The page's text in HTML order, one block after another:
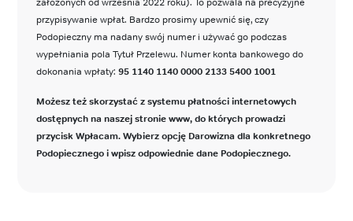
przypisywanie wpłat. Bardzo prosimy upewnić się, czy
Podopieczny ma nadany swój numer i używać go podczas
wypełniania pola Tytuł Przelewu. Numer konta bankowego do
dokonania wpłaty: 95 1140 1140 0000 2133 5400 1001
Możesz też skorzystać z systemu płatności internetowych
dostępnych na naszej stronie www, do których prowadzi
przycisk Wpłacam. Wybierz opcję Darowizna dla konkretnego
Podopiecznego i wpisz odpowiednie dane Podopiecznego.